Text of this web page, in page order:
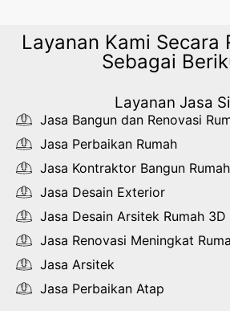
Layanan Kami Secara
Sebagai
Layanan Jasa
Jasa Bangun dan Renovasi
Jasa Perbaikan Rumah
Jasa Kontraktor Bangun Rumah
Jasa Desain Exterior
Jasa Desain Arsitek Rumah 3D
Jasa Renovasi Meningkat
Jasa Arsitek
Jasa Perbaikan Atap